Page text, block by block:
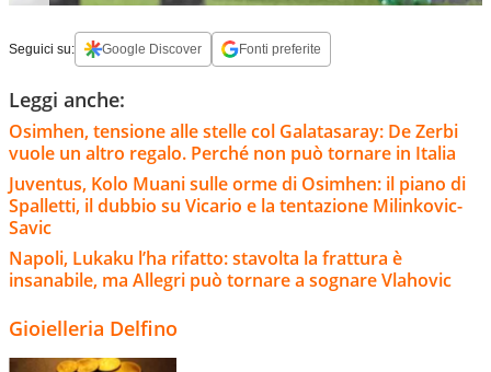
Seguici su: Google Discover Fonti preferite
Leggi anche:
Osimhen, tensione alle stelle col Galatasaray: De Zerbi
vuole un altro regalo. Perché non può tornare in Italia
Juventus, Kolo Muani sulle orme di Osimhen: il piano di
Spalletti, il dubbio su Vicario e la tentazione Milinkovic-
Savic
Napoli, Lukaku l’ha rifatto: stavolta la frattura è
insanabile, ma Allegri può tornare a sognare Vlahovic
Gioielleria Delfino